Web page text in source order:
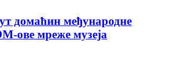
домаћин међународне
ове мреже музеја